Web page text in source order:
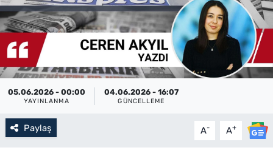
05.06.2026 - 00:00
YAYINLANMA
04.06.2026 - 16:07
GÜNCELLEME
Paylaş A- A+